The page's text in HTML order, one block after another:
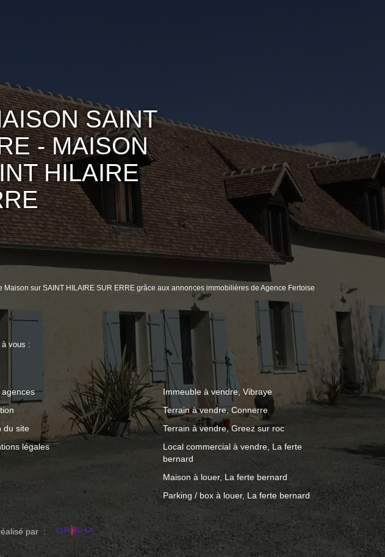
SAINT
- MAISON
HILAIRE
sur SAINT HILAIRE SUR ERRE grâce aux annonces immobilières de Agence Fertoise
à vous :
agences
du site
légales
Immeuble à vendre, Vibraye
Terrain à vendre, Connerre
Terrain à vendre, Greez sur roc
Local commercial à vendre, La ferte
bernard
Maison à louer, La ferte bernard
Parking / box à louer, La ferte bernard
par :